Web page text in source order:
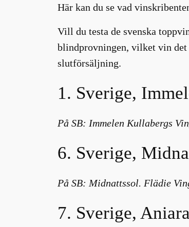
Här kan du se vad
Vill du testa de svenska
blindprovningen, vilket vin det
slutförsäljning.
1. Sverige,
På SB: Immelen Kullabergs
6. Sverige,
På SB: Midnattssol. Flädie
7. Sverige,